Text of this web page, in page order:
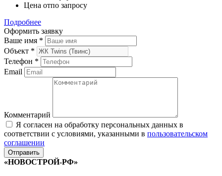
Цена отпо запросу
Подробнее
Оформить заявку
Ваше имя *
Объект *
Телефон *
Email
Комментарий
Я согласен на обработку персональных данных в
соответствии с условиями, указанными в пользовательском
соглашении
«НОВОСТРОЙ-РФ»